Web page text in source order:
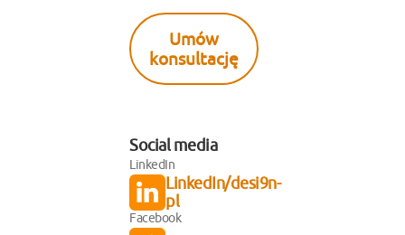
Umów
konsultację
Social media
LinkedIn
LinkedIn/desi9n-
pl
Facebook